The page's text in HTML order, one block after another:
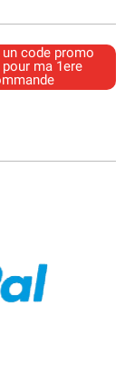
un code promo
ma 1ere